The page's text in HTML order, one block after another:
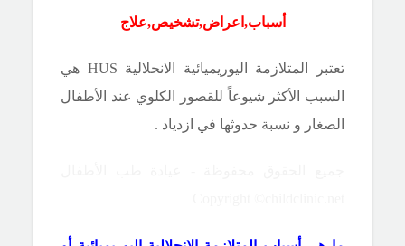
أسباب,اعراض,تشخيص,علاج
تعتبر المتلازمة اليوريميائية الانحلالية HUS هي
السبب الأكثر شيوعاً للقصور الكلوي عند الأطفال
الصغار و نسبة حدوثها في ازدياد .